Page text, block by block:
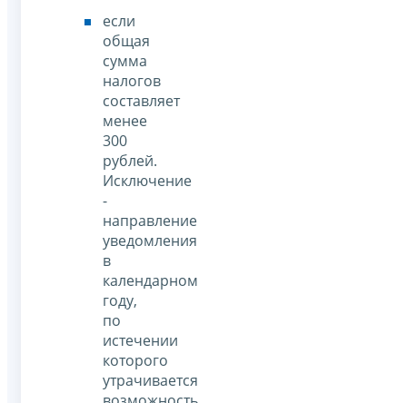
если
общая
сумма
налогов
составляет
менее
300
рублей.
Исключение
-
направление
уведомления
в
календарном
году,
по
истечении
которого
утрачивается